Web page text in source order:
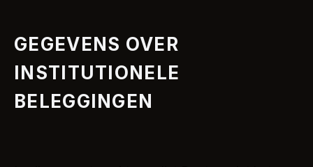
GEGEVENS OVER
INSTITUTIONELE
BELEGGINGEN